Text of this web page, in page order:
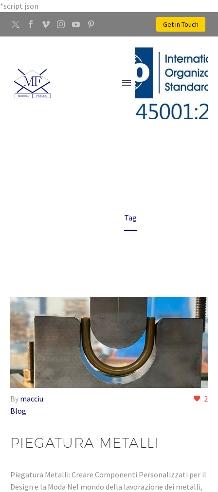
*script json
Get in Touch
Tag
2
By macciu
Blog
PIEGATURA METALLI
Piegatura Metalli: Creare Componenti Personalizzati per il
Design e la Moda Nel mondo della lavorazione dei metalli,